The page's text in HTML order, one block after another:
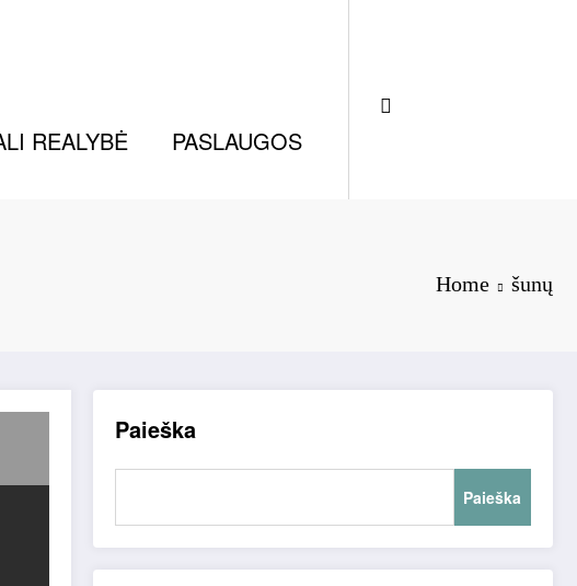
REALYBĖ PASLAUGOS
Home šunų
Paieška
Paieška